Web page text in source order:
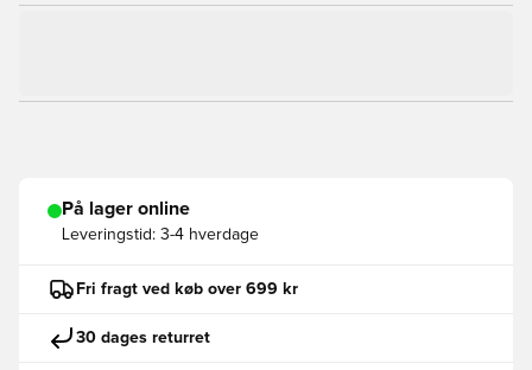
På lager online
Leveringstid: 3-4 hverdage
Fri fragt ved køb over 699 kr
30 dages returret